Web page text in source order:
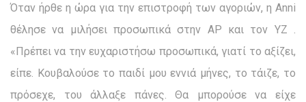
Όταν ήρθε η ώρα για την επιστροφή των αγοριών, η Anni
θέλησε να μιλήσει προσωπικά στην AP και τον YZ .
«Πρέπει να την ευχαριστήσω προσωπικά, γιατί το αξίζει,
είπε. Κουβαλούσε το παιδί μου εννιά μήνες, το τάιζε, το
πρόσεχε, του άλλαξε πάνες. Θα μπορούσε να είχε